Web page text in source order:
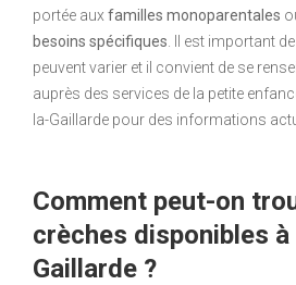
portée aux familles monoparentales
besoins spécifiques . Il est important
peuvent varier et il convient de se
auprès des services de la petite
la-Gaillarde pour des informations
Comment peut-on
crèches disponibles
Gaillarde ?